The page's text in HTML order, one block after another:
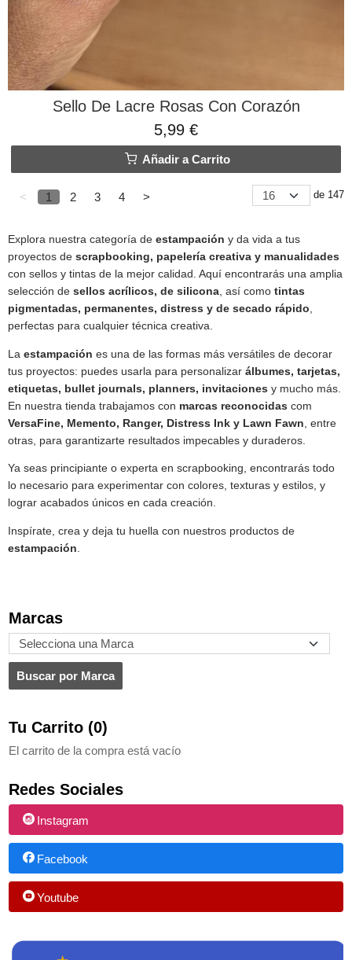
Marcas
Tu Carrito (0)
El carrito de la compra está vacío
Redes Sociales
Instagram
Facebook
Youtube
Sello De Lacre Rosas Con Corazón
5,99 €
Añadir a Carrito
< 1 2 3 4 > de 147
Explora nuestra categoría de estampación y da vida a tus
proyectos de scrapbooking, papelería creativa y manualidades
con sellos y tintas de la mejor calidad. Aquí encontrarás una amplia
selección de sellos acrílicos, de silicona, así como tintas
pigmentadas, permanentes, distress y de secado rápido,
perfectas para cualquier técnica creativa.
La estampación es una de las formas más versátiles de decorar
tus proyectos: puedes usarla para personalizar álbumes, tarjetas,
etiquetas, bullet journals, planners, invitaciones y mucho más.
En nuestra tienda trabajamos con marcas reconocidas com
VersaFine, Memento, Ranger, Distress Ink y Lawn Fawn , entre
otras, para garantizarte resultados impecables y duraderos.
Ya seas principiante o experta en scrapbooking, encontrarás todo
lo necesario para experimentar con colores, texturas y estilos, y
lograr acabados únicos en cada creación.
Inspírate, crea y deja tu huella con nuestros productos de
estampación